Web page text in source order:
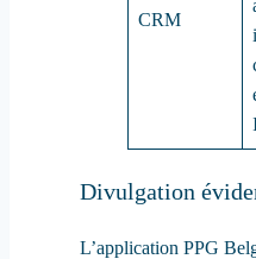
CRM
Divulgation
L’application PPG